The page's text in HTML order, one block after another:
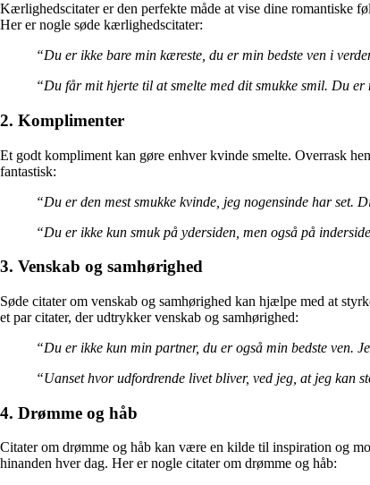
Kærlighedscitater er den perfekte måde at vise dine romantiske
Her er nogle søde kærlighedscitater:
“Du er ikke bare min kæreste, du er min bedste ven i
“Du får mit hjerte til at smelte med dit smukke smil. Du er
2. Komplimenter
Et godt kompliment kan gøre enhver kvinde smelte. Overrask
fantastisk:
“Du er den mest smukke kvinde, jeg nogensinde har set.
“Du er ikke kun smuk på ydersiden, men også på
3. Venskab og samhørighed
Søde citater om venskab og samhørighed kan hjælpe med at
et par citater, der udtrykker venskab og samhørighed:
“Du er ikke kun min partner, du er også min bedste ven.
“Uanset hvor udfordrende livet bliver, ved jeg, at jeg kan
4. Drømme og håb
Citater om drømme og håb kan være en kilde til inspiration og
hinanden hver dag. Her er nogle citater om drømme og håb: